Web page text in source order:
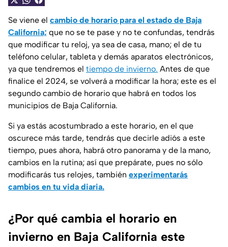
Se viene el cambio de horario para el estado de Baja
California; que no se te pase y no te confundas, tendrás
que modificar tu reloj, ya sea de casa, mano; el de tu
teléfono celular, tableta y demás aparatos electrónicos,
ya que tendremos el tiempo de invierno. Antes de que
finalice el 2024, se volverá a modificar la hora; este es el
segundo cambio de horario que habrá en todos los
municipios de Baja California.
Si ya estás acostumbrado a este horario, en el que
oscurece más tarde, tendrás que decirle adiós a este
tiempo, pues ahora, habrá otro panorama y de la mano,
cambios en la rutina; así que prepárate, pues no sólo
modificarás tus relojes, también experimentarás
cambios en tu vida diaria.
¿Por qué cambia el horario en
invierno en Baja California este